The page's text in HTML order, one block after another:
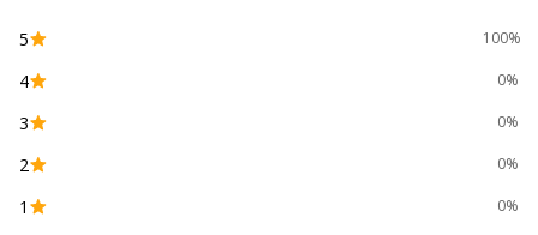
Marque
Divers
Divers
5 100%
4 0%
3 0%
2 0%
1 0%